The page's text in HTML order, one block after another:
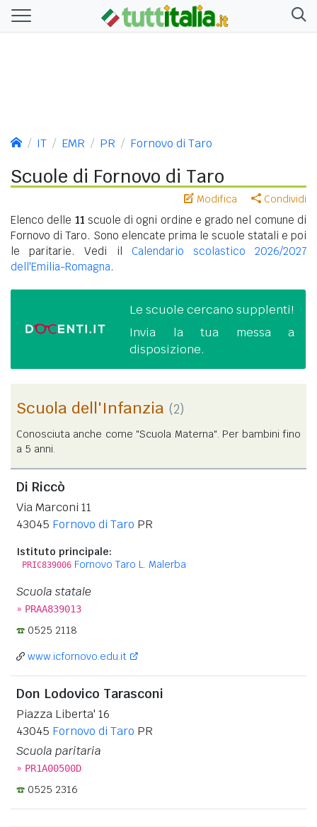
IT EMR PR Fornovo di Taro
Scuole di Fornovo di Taro
Modifica Condividi
Elenco delle 11 scuole di ogni ordine e grado nel comune di
Fornovo di Taro. Sono elencate prima le scuole statali e poi
le paritarie. Vedi il Calendario scolastico 2026/2027
dell'Emilia-Romagna.
Le scuole cercano supplenti!
Invia la tua messa a
disposizione.
Scuola dell'Infanzia (2)
Conosciuta anche come "Scuola Materna". Per bambini fino
a 5 anni.
Di Riccò
Via Marconi 11
43045 Fornovo di Taro PR
Istituto principale:
PRIC839006 Fornovo Taro L. Malerba
Scuola statale
» PRAA839013
0525 2118
www.icfornovo.edu.it
Don Lodovico Tarasconi
Piazza Liberta' 16
43045 Fornovo di Taro PR
Scuola paritaria
» PR1A00500D
0525 2316